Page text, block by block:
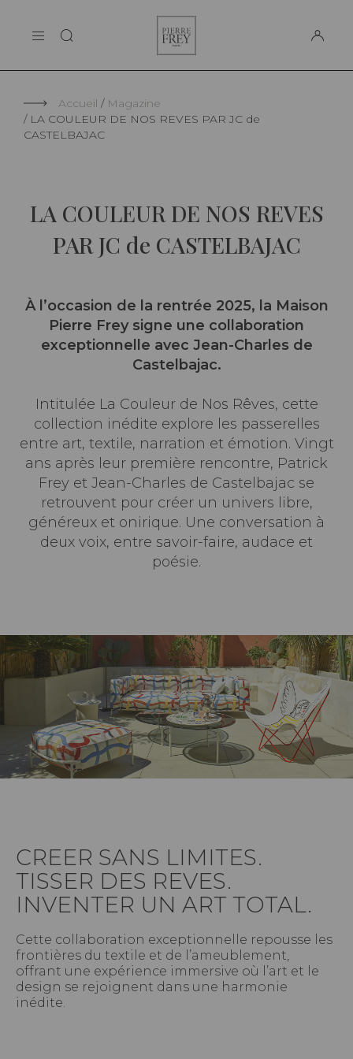
LA MAISON
Frey
Accueil
Magazine
LA COULEUR DE NOS REVES PAR JC de
CASTELBAJAC
LA COULEUR DE NOS REVES
PAR JC de CASTELBAJAC
À l’occasion de la rentrée 2025, la Maison
Pierre Frey signe une collaboration
exceptionnelle avec Jean-Charles de
Castelbajac.
Intitulée La Couleur de Nos Rêves, cette
collection inédite explore les passerelles
entre art, textile, narration et émotion. Vingt
ans après leur première rencontre, Patrick
Frey et Jean-Charles de Castelbajac se
retrouvent pour créer un univers libre,
généreux et onirique. Une conversation à
deux voix, entre savoir-faire, audace et
poésie.
CREER SANS LIMITES.
TISSER DES REVES.
INVENTER UN ART TOTAL.
Cette collaboration exceptionnelle repousse les
frontières du textile et de l’ameublement,
offrant une expérience immersive où l’art et le
design se rejoignent dans une harmonie
inédite.